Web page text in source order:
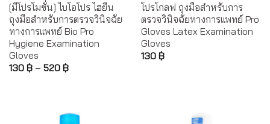
[มีโปรโมชั่น] ไบโอโปร ไฮยีน
ถุงมือสำหรับการตรวจวินิจฉัย
ทางการแพทย์ Bio Pro
Hygiene Examination
Gloves
130 ฿– 520 ฿
โปรโกลฟ ถุงมือสำหรับการ
ตรวจวินิจฉัยทางการแพทย์ Pro
Gloves Latex Examination
Gloves
130 ฿